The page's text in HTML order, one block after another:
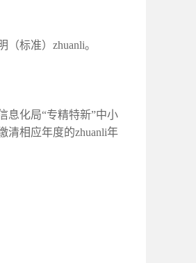
标准）zhuanli。
息化局“专精特新”中小
清相应年度的zhuanli年